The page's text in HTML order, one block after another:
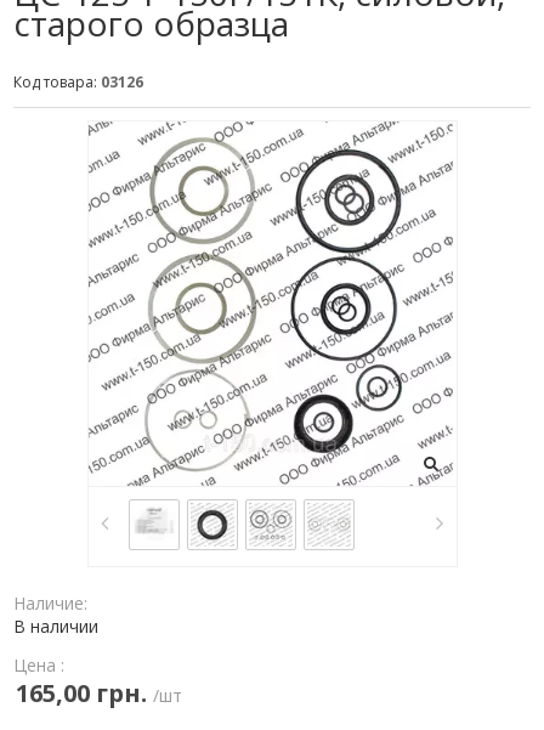
старого образца
Код товара: 03126
Наличие:
В наличии
Цена :
165,00 грн. /шт